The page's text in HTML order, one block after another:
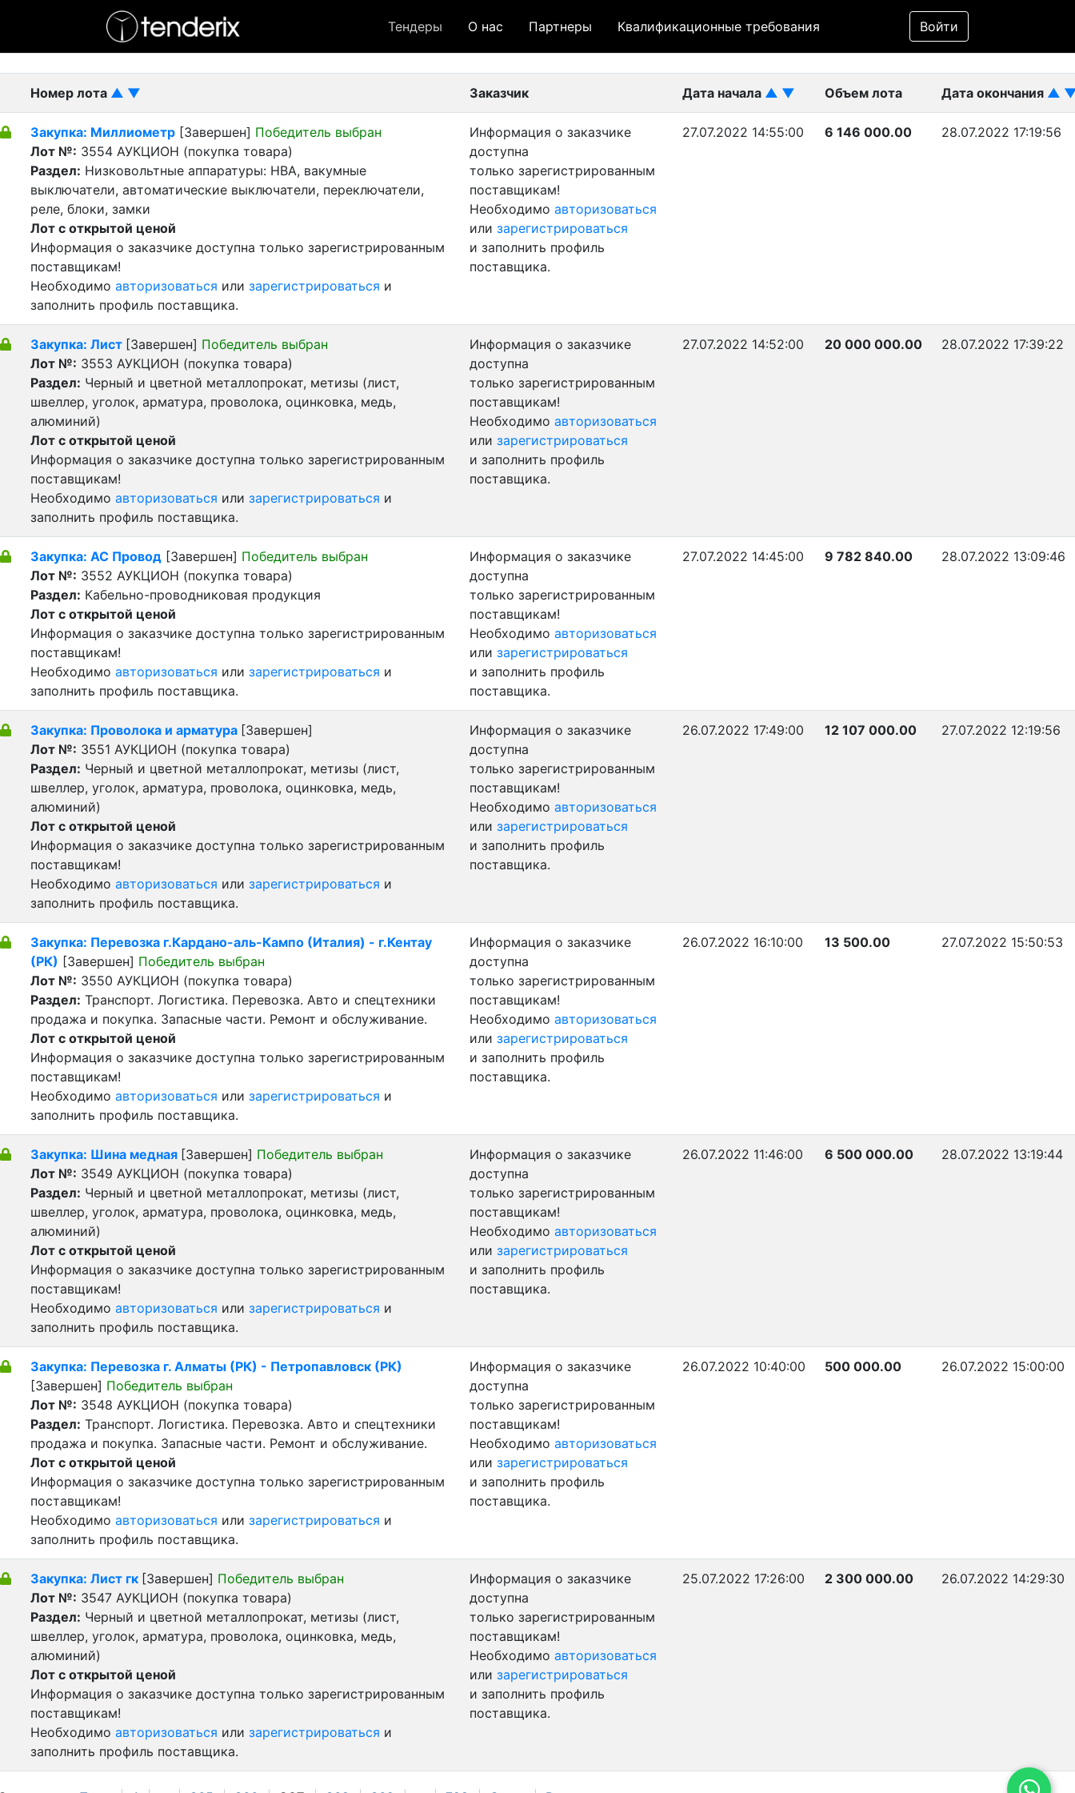
Тендеры О нас Партнеры Квалификационные требования Войти
Фильтр
- Завершенный лот
Номер лота ▲ ▼ Заказчик Дата начала ▲ ▼ Объем лота Дата окончания ▲
Закупка: Миллиометр [Завершен] Победитель выбран
Лот №: 3554 АУКЦИОН (покупка товара)
Раздел: Низковольтные аппаратуры: НВА, вакумные
выключатели, автоматические выключатели, переключатели,
реле, блоки, замки
Лот с открытой ценой
Информация о заказчике доступна только зарегистрированным
поставщикам!
Необходимо авторизоваться или зарегистрироваться и
заполнить профиль поставщика.
Информация о заказчике
доступна
только зарегистрированным
поставщикам!
Необходимо авторизоваться
или зарегистрироваться
и заполнить профиль
поставщика.
27.07.2022 14:55:00 6 146 000.00 28.07.2022 17:19:56
Закупка: Лист [Завершен] Победитель выбран
Лот №: 3553 АУКЦИОН (покупка товара)
Раздел: Черный и цветной металлопрокат, метизы (лист,
швеллер, уголок, арматура, проволока, оцинковка, медь,
алюминий)
Лот с открытой ценой
Информация о заказчике доступна только зарегистрированным
поставщикам!
Необходимо авторизоваться или зарегистрироваться и
заполнить профиль поставщика.
Информация о заказчике
доступна
только зарегистрированным
поставщикам!
Необходимо авторизоваться
или зарегистрироваться
и заполнить профиль
поставщика.
27.07.2022 14:52:00 20 000 000.00 28.07.2022 17:39:22
Закупка: АС Провод [Завершен] Победитель выбран
Лот №: 3552 АУКЦИОН (покупка товара)
Раздел: Кабельно-проводниковая продукция
Лот с открытой ценой
Информация о заказчике доступна только зарегистрированным
поставщикам!
Необходимо авторизоваться или зарегистрироваться и
заполнить профиль поставщика.
Информация о заказчике
доступна
только зарегистрированным
поставщикам!
Необходимо авторизоваться
или зарегистрироваться
и заполнить профиль
поставщика.
27.07.2022 14:45:00 9 782 840.00 28.07.2022 13:09:46
Закупка: Проволока и арматура [Завершен]
Лот №: 3551 АУКЦИОН (покупка товара)
Раздел: Черный и цветной металлопрокат, метизы (лист,
швеллер, уголок, арматура, проволока, оцинковка, медь,
алюминий)
Лот с открытой ценой
Информация о заказчике доступна только зарегистрированным
поставщикам!
Необходимо авторизоваться или зарегистрироваться и
заполнить профиль поставщика.
Информация о заказчике
доступна
только зарегистрированным
поставщикам!
Необходимо авторизоваться
или зарегистрироваться
и заполнить профиль
поставщика.
26.07.2022 17:49:00 12 107 000.00 27.07.2022 12:19:56
Закупка: Перевозка г.Кардано-аль-Кампо (Италия) - г.Кентау
(РК) [Завершен] Победитель выбран
Лот №: 3550 АУКЦИОН (покупка товара)
Раздел: Транспорт. Логистика. Перевозка. Авто и спецтехники
продажа и покупка. Запасные части. Ремонт и обслуживание.
Лот с открытой ценой
Информация о заказчике доступна только зарегистрированным
поставщикам!
Необходимо авторизоваться или зарегистрироваться и
заполнить профиль поставщика.
Информация о заказчике
доступна
только зарегистрированным
поставщикам!
Необходимо авторизоваться
или зарегистрироваться
и заполнить профиль
поставщика.
26.07.2022 16:10:00 13 500.00 27.07.2022 15:50:53
Закупка: Шина медная [Завершен] Победитель выбран
Лот №: 3549 АУКЦИОН (покупка товара)
Раздел: Черный и цветной металлопрокат, метизы (лист,
швеллер, уголок, арматура, проволока, оцинковка, медь,
алюминий)
Лот с открытой ценой
Информация о заказчике доступна только зарегистрированным
поставщикам!
Необходимо авторизоваться или зарегистрироваться и
заполнить профиль поставщика.
Информация о заказчике
доступна
только зарегистрированным
поставщикам!
Необходимо авторизоваться
или зарегистрироваться
и заполнить профиль
поставщика.
26.07.2022 11:46:00 6 500 000.00 28.07.2022 13:19:44
Закупка: Перевозка г. Алматы (РК) - Петропавловск (РК)
[Завершен] Победитель выбран
Лот №: 3548 АУКЦИОН (покупка товара)
Раздел: Транспорт. Логистика. Перевозка. Авто и спецтехники
продажа и покупка. Запасные части. Ремонт и обслуживание.
Лот с открытой ценой
Информация о заказчике доступна только зарегистрированным
поставщикам!
Необходимо авторизоваться или зарегистрироваться и
заполнить профиль поставщика.
Информация о заказчике
доступна
только зарегистрированным
поставщикам!
Необходимо авторизоваться
или зарегистрироваться
и заполнить профиль
поставщика.
26.07.2022 10:40:00 500 000.00 26.07.2022 15:00:00
Закупка: Лист гк [Завершен] Победитель выбран
Лот №: 3547 АУКЦИОН (покупка товара)
Раздел: Черный и цветной металлопрокат, метизы (лист,
швеллер, уголок, арматура, проволока, оцинковка, медь,
алюминий)
Лот с открытой ценой
Информация о заказчике доступна только зарегистрированным
поставщикам!
Необходимо авторизоваться или зарегистрироваться и
заполнить профиль поставщика.
Информация о заказчике
доступна
только зарегистрированным
поставщикам!
Необходимо авторизоваться
или зарегистрироваться
и заполнить профиль
поставщика.
25.07.2022 17:26:00 2 300 000.00 26.07.2022 14:29:30